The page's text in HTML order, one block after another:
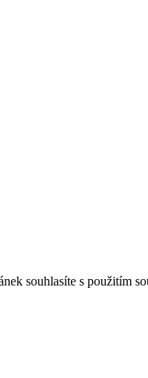
souhlasíte s použitím